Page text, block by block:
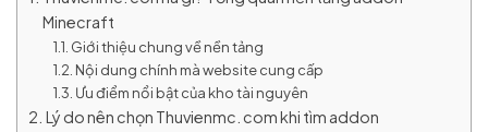
Minecraft
Giới thiệu chung về nền tảng
Nội dung chính mà website cung cấp
Ưu điểm nổi bật của kho tài nguyên
Lý do nên chọn Thuvienmc. com khi tìm addon